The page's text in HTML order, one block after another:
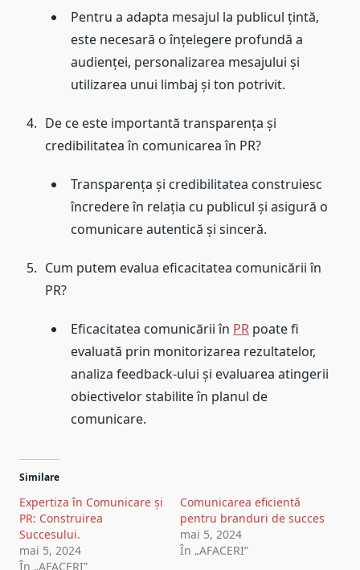
Pentru a adapta mesajul la publicul țintă,
este necesară o înțelegere profundă a
audienței, personalizarea mesajului și
utilizarea unui limbaj și ton potrivit.
De ce este importantă transparența și
credibilitatea în comunicarea în PR?
Transparența și credibilitatea construiesc
încredere în relația cu publicul și asigură o
comunicare autentică și sinceră.
Cum putem evalua eficacitatea comunicării în
PR?
Eficacitatea comunicării în PR poate fi
evaluată prin monitorizarea rezultatelor,
analiza feedback-ului și evaluarea atingerii
obiectivelor stabilite în planul de
comunicare.
Similare
Expertiza în Comunicare și
PR: Construirea
Succesului.
mai 5, 2024
În „AFACERI”
Comunicarea eficientă
pentru branduri de succes
mai 5, 2024
În „AFACERI”